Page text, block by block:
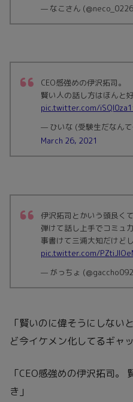
— なこさん
CEO感強めの伊沢拓司。
賢い人の話し方はほんと
pic.twitter.com/
— ひいな (受験生だなん
March 26, 2021
伊沢拓司とかいう頭良く
弾けて話し上手でコミュ
事書けて三浦大知だけど
pic.twitter.com/
— がっちょ
「賢いのに偉そうにしない
ど今イケメン化してるギャ
「CEO感強めの伊沢拓司。
き」